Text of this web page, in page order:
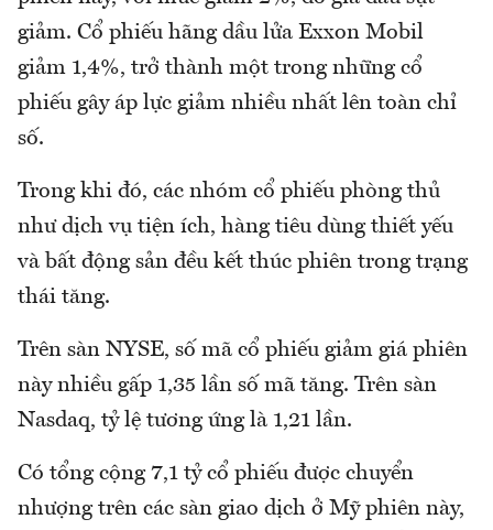
giảm. Cổ phiếu hãng dầu lửa Exxon Mobil
giảm 1,4%, trở thành một trong những cổ
phiếu gây áp lực giảm nhiều nhất lên toàn chỉ
số.
Trong khi đó, các nhóm cổ phiếu phòng thủ
như dịch vụ tiện ích, hàng tiêu dùng thiết yếu
và bất động sản đều kết thúc phiên trong trạng
thái tăng.
Trên sàn NYSE, số mã cổ phiếu giảm giá phiên
này nhiều gấp 1,35 lần số mã tăng. Trên sàn
Nasdaq, tỷ lệ tương ứng là 1,21 lần.
Có tổng cộng 7,1 tỷ cổ phiếu được chuyển
nhượng trên các sàn giao dịch ở Mỹ phiên này,